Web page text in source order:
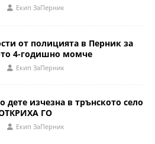
Eкип ЗаПерник
от полицията в Перник за
4-годишно момче
Eкип ЗаПерник
дете изчезна в трънското село
ГО
Eкип ЗаПерник